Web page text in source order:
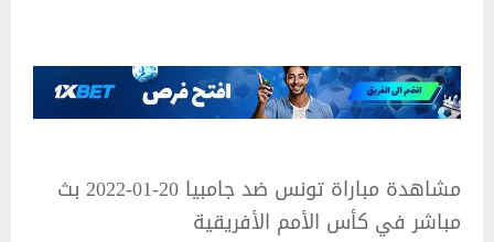
مشاهدة مباراة تونس ضد جامبيا 20-01-2022 بث
مباشر في كأس الأمم الأفريقية